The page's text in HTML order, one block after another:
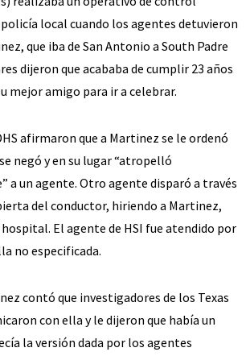
local cuando los agentes detuvieron
que iba de San Antonio a South Padre
dijeron que acababa de cumplir 23 años
mejor amigo para ir a celebrar.
afirmaron que a Martinez se le ordenó
negó y en su lugar “atropelló
a un agente. Otro agente disparó a través
del conductor, hiriendo a Martinez,
El agente de HSI fue atendido por
no especificada.
contó que investigadores de los Texas
con ella y le dijeron que había un
la versión dada por los agentes